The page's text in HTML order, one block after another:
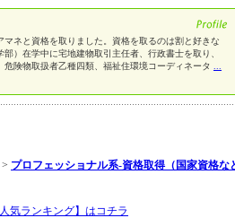
マネと資格を取りました。資格を取るのは割と好きな
部）在学中に宅地建物取引主任者、行政書士を取り、
危険物取扱者乙種四類、福祉住環境コーディネータ
> プロフェッショナル系-資格取得（国家資格な
気ランキング】はコチラ